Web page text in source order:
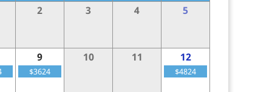
2 3 4 5
9
$3624
10 11 12
$4824